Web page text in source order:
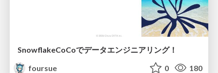
SnowflakeCoCoでデータエンジニアリング！
foursue
0 180